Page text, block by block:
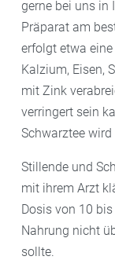
gerne bei uns in
Präparat am
erfolgt etwa
Kalzium, Eisen,
mit Zink
verringert sein
Schwarztee
Stillende und
mit ihrem Arzt
Dosis von 10
Nahrung nicht
sollte.